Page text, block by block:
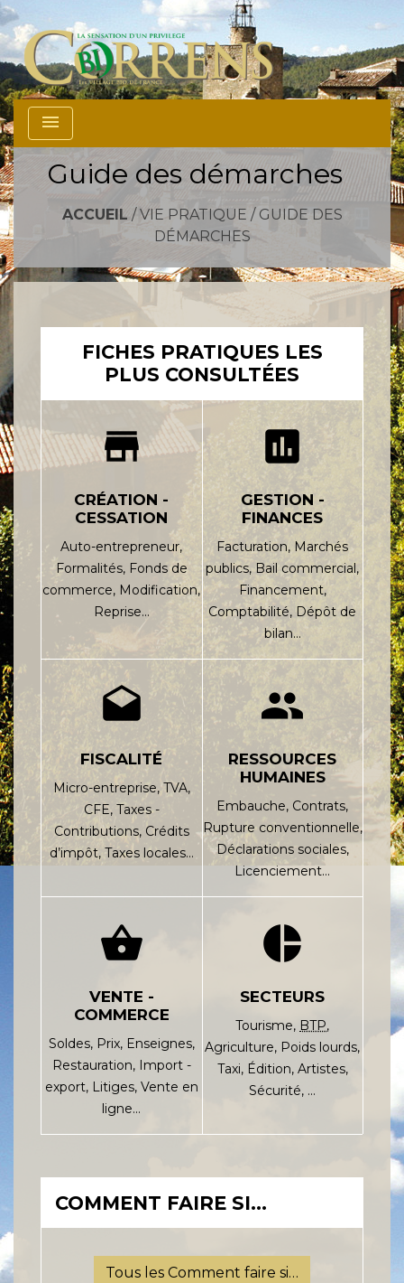
menu
Guide des démarches
ACCUEIL / VIE PRATIQUE / GUIDE DES
DÉMARCHES
FICHES PRATIQUES LES
PLUS CONSULTÉES
store
CRÉATION -
CESSATION
Auto-entrepreneur,
Formalités, Fonds de
commerce, Modification,
Reprise…
assessment
GESTION -
FINANCES
Facturation, Marchés
publics, Bail commercial,
Financement,
Comptabilité, Dépôt de
bilan…
drafts
FISCALITÉ
Micro-entreprise, TVA,
CFE, Taxes -
Contributions, Crédits
d’impôt, Taxes locales…
people
RESSOURCES
HUMAINES
Embauche, Contrats,
Rupture conventionnelle,
Déclarations sociales,
Licenciement…
shopping_basket
VENTE -
COMMERCE
Soldes, Prix, Enseignes,
Restauration, Import -
export, Litiges, Vente en
ligne…
pie_chart
SECTEURS
Tourisme, BTP,
Agriculture, Poids lourds,
Taxi, Édition, Artistes,
Sécurité, …
COMMENT FAIRE SI…
Tous les Comment faire si…